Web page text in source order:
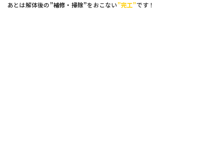
あとは解体後の”補修・掃除”をおこない”完工”です！